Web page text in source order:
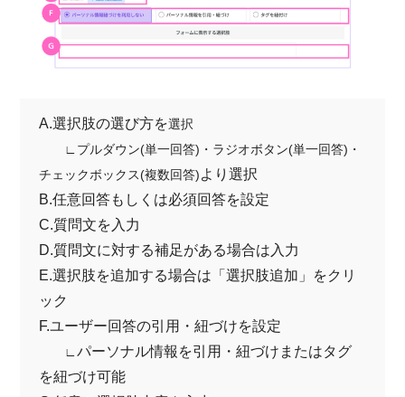
A.選択肢の選び方を選択
∟プルダウン(単一回答)・ラジオボタン(単一回答)・
チェックボックス(複数回答)より選択
B.任意回答もしくは必須回答を設定
C.質問文を入力
D.質問文に対する補足がある場合は入力
E.選択肢を追加する場合は「選択肢追加」をクリ
ック
F.ユーザー回答の引用・紐づけを設定
∟パーソナル情報を引用・紐づけまたはタグ
を紐づけ可能